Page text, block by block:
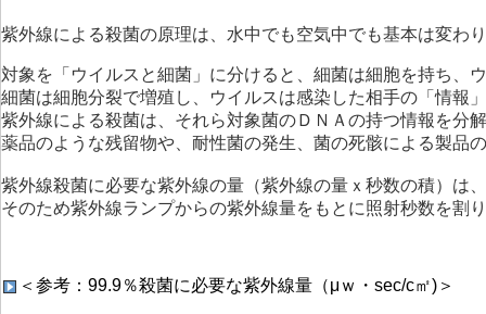
紫外線による殺菌の原理は、水中でも空気中でも基本は変わ
対象を「ウイルスと細菌」に分けると、細菌は細胞を持ち、
細菌は細胞分裂で増殖し、ウイルスは感染した相手の「情報
紫外線による殺菌は、それら対象菌のＤＮＡの持つ情報を分
薬品のような残留物や、耐性菌の発生、菌の死骸による製品
紫外線殺菌に必要な紫外線の量（紫外線の量ｘ秒数の積）は
そのため紫外線ランプからの紫外線量をもとに照射秒数を割
＜参考：99.9％殺菌に必要な紫外線量（μｗ・sec/c㎡)＞